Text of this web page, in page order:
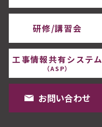
研修/講習会
工事情報共有システム
（ASP）
お問い合わせ